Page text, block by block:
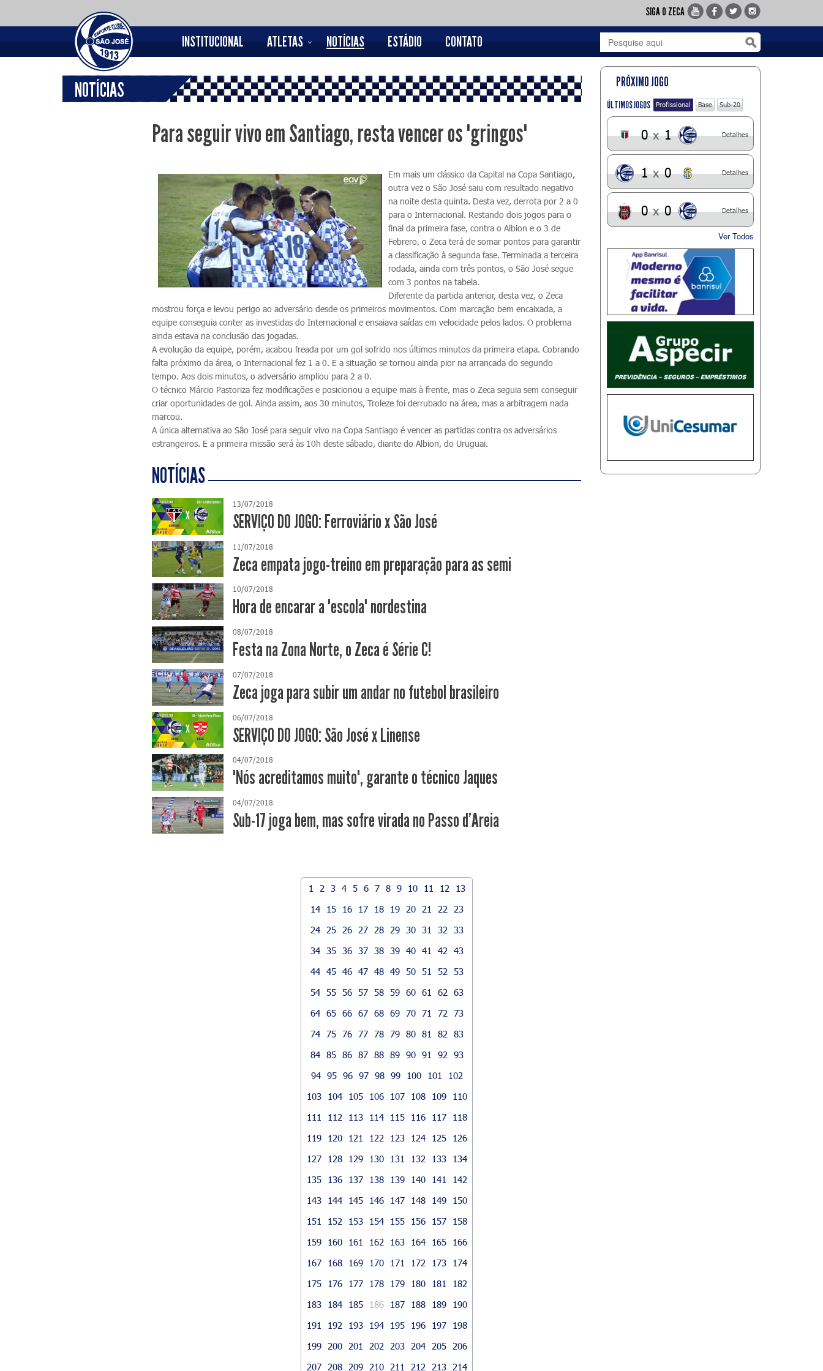
SIGA O ZECA
INSTITUCIONAL ATLETAS NOTÍCIAS ESTÁDIO CONTATO
NOTÍCIAS
Para seguir vivo em Santiago, resta vencer os "gringos"
Em mais um clássico da Capital na Copa Santiago,
outra vez o São José saiu com resultado negativo
na noite desta quinta. Desta vez, derrota por 2 a 0
para o Internacional. Restando dois jogos para o
final da primeira fase, contra o Albion e o 3 de
Febrero, o Zeca terá de somar pontos para garantir
a classificação à segunda fase. Terminada a terceira
rodada, ainda com três pontos, o São José segue
com 3 pontos na tabela.
Diferente da partida anterior, desta vez, o Zeca
mostrou força e levou perigo ao adversário desde os primeiros movimentos. Com marcação bem encaixada, a
equipe conseguia conter as investidas do Internacional e ensaiava saídas em velocidade pelos lados. O problema
ainda estava na conclusão das jogadas.
A evolução da equipe, porém, acabou freada por um gol sofrido nos últimos minutos da primeira etapa. Cobrando
falta próximo da área, o Internacional fez 1 a 0. E a situação se tornou ainda pior na arrancada do segundo
tempo. Aos dois minutos, o adversário ampliou para 2 a 0.
O técnico Márcio Pastoriza fez modificações e posicionou a equipe mais à frente, mas o Zeca seguia sem conseguir
criar oportunidades de gol. Ainda assim, aos 30 minutos, Troleze foi derrubado na área, mas a arbitragem nada
marcou.
A única alternativa ao São José para seguir vivo na Copa Santiago é vencer as partidas contra os adversários
estrangeiros. E a primeira missão será às 10h deste sábado, diante do Albion, do Uruguai.
NOTÍCIAS
13/07/2018
SERVIÇO DO JOGO: Ferroviário x São José
11/07/2018
Zeca empata jogo-treino em preparação para as semi
10/07/2018
Hora de encarar a "escola" nordestina
08/07/2018
Festa na Zona Norte, o Zeca é Série C!
07/07/2018
Zeca joga para subir um andar no futebol brasileiro
06/07/2018
SERVIÇO DO JOGO: São José x Linense
04/07/2018
"Nós acreditamos muito", garante o técnico Jaques
04/07/2018
Sub-17 joga bem, mas sofre virada no Passo d'Areia
1 2 3 4 5 6 7 8 9 10 11 12
13
14
15 16 17 18 19 20 21 22
23
24
25 26 27 28 29 30 31 32
33
34 35 36 37 38 39 40 41 42
43
44 45 46 47 48 49 50 51 52
53
54 55 56 57 58 59 60 61 62
63
64 65 66 67 68 69 70 71 72
73
74 75 76 77 78 79 80 81 82
83
84 85 86 87 88 89 90 91 92
93
94 95 96 97 98 99 100 101
102
103
104 105 106 107 108 109
110
111
112 113 114 115 116 117
118
119
120 121 122 123 124 125
126
127
128 129 130 131 132 133
134
135
136 137 138 139 140 141
142
143
144 145 146 147 148 149
150
151
152 153 154 155 156 157
158
159
160 161 162 163 164 165
166
167
168 169 170 171 172 173
174
175
176 177 178 179 180 181
182
183
184 185 186 187 188 189
190
191
192 193 194 195 196 197
198
199
200 201 202 203 204 205
206
207
208 209 210 211 212 213 214
PRÓXIMO JOGO
ÚLTIMOS JOGOS Profissional Base Sub-20
0 x 1 Detalhes
1 x 0 Detalhes
0 x 0 Detalhes
Ver Todos